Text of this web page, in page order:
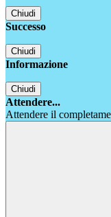
Chiudi
Successo
Chiudi
Informazione
Chiudi
Attendere...
Attendere il